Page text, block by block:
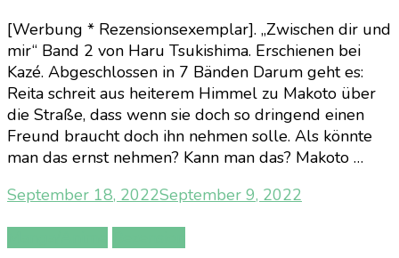
[Werbung * Rezensionsexemplar]. „Zwischen dir und
mir“ Band 2 von Haru Tsukishima. Erschienen bei
Kazé. Abgeschlossen in 7 Bänden Darum geht es:
Reita schreit aus heiterem Himmel zu Makoto über
die Straße, dass wenn sie doch so dringend einen
Freund braucht doch ihn nehmen solle. Als könnte
man das ernst nehmen? Kann man das? Makoto …
September 18, 2022September 9, 2022